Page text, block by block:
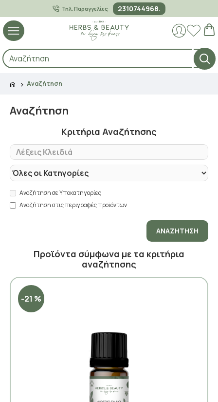
Τηλ. Παραγγελίες 2310744968.
Αναζήτηση
Αναζήτηση
Κριτήρια Αναζήτησης
Αναζήτηση σε Υποκατηγορίες
Αναζήτηση στις περιγραφές προϊόντων
ΑΝΑΖΉΤΗΣΗ
Προϊόντα σύμφωνα με τα κριτήρια
αναζήτησης
-21 %